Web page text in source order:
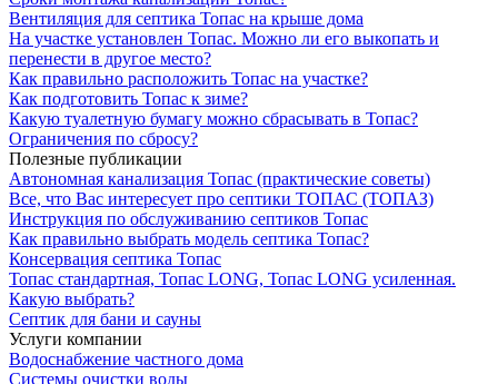
Вентиляция для септика Топас на крыше дома
На участке установлен Топас. Можно ли его выкопать и
перенести в другое место?
Как правильно расположить Топас на участке?
Как подготовить Топас к зиме?
Какую туалетную бумагу можно сбрасывать в Топас?
Ограничения по сбросу?
Полезные публикации
Автономная канализация Топас (практические советы)
Все, что Вас интересует про септики ТОПАС (ТОПАЗ)
Инструкция по обслуживанию септиков Топас
Как правильно выбрать модель септика Топас?
Консервация септика Топас
Топас стандартная, Топас LONG, Топас LONG усиленная.
Какую выбрать?
Септик для бани и сауны
Услуги компании
Водоснабжение частного дома
Системы очистки воды